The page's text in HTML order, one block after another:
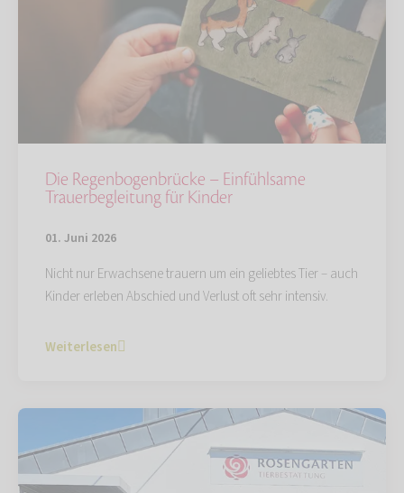
Die Regenbogenbrücke – Einfühlsame
Trauerbegleitung für Kinder
01. Juni 2026
Nicht nur Erwachsene trauern um ein geliebtes Tier – auch
Kinder erleben Abschied und Verlust oft sehr intensiv.
Weiterlesen